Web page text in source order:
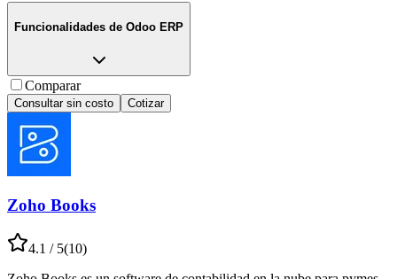
Funcionalidades de Odoo ERP
Comparar
Consultar sin costo Cotizar
Zoho Books
4.1 / 5(10)